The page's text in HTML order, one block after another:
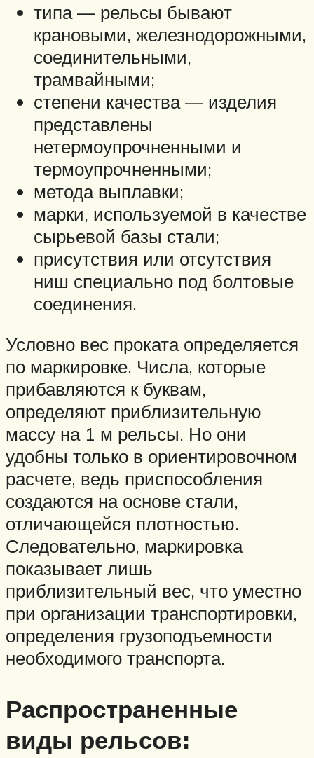
типа — рельсы бывают
крановыми, железнодорожными,
соединительными,
трамвайными;
степени качества — изделия
представлены
нетермоупрочненными и
термоупрочненными;
метода выплавки;
марки, используемой в качестве
сырьевой базы стали;
присутствия или отсутствия
ниш специально под болтовые
соединения.
Условно вес проката определяется
по маркировке. Числа, которые
прибавляются к буквам,
определяют приблизительную
массу на 1 м рельсы. Но они
удобны только в ориентировочном
расчете, ведь приспособления
создаются на основе стали,
отличающейся плотностью.
Следовательно, маркировка
показывает лишь
приблизительный вес, что уместно
при организации транспортировки,
определения грузоподъемности
необходимого транспорта.
Распространенные
виды рельсов: